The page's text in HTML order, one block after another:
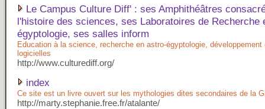
Le Campus Culture Diff' : ses Amphithéâtres
l'histoire des sciences, ses Laboratoires de Recherche
égyptologie, ses salles inform
Education à la science, recherche en astro-égyptologie, développement
logicielles
http://www.culturediff.org/
index
Ce site est un livre ouvert sur les mythologies dites secondaires de la
http://marty.stephanie.free.fr/atalante/